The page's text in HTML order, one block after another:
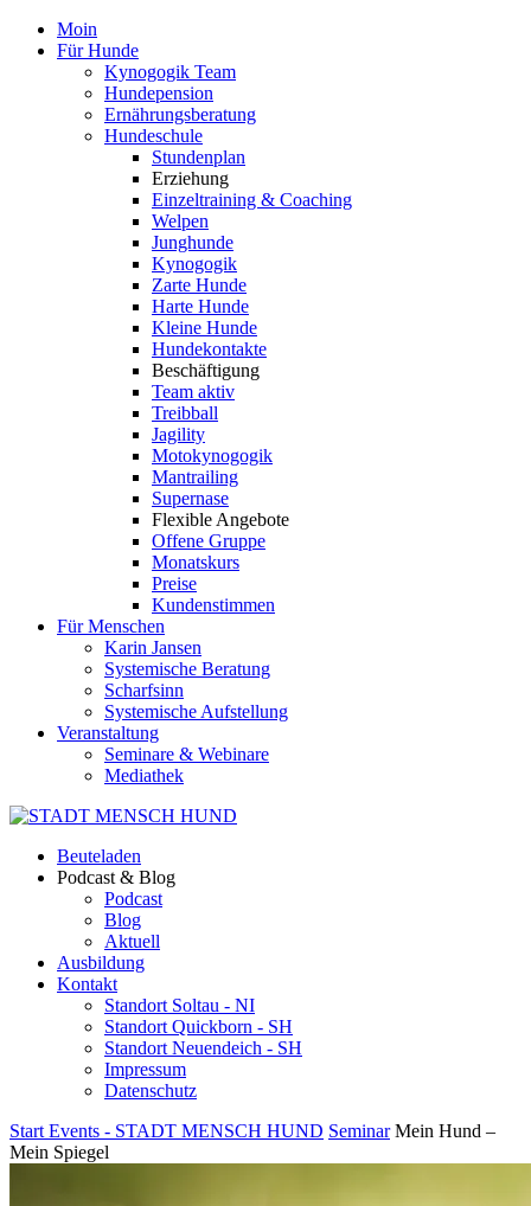
Moin
Für Hunde
Kynogogik Team
Hundepension
Ernährungsberatung
Hundeschule
Stundenplan
Erziehung
Einzeltraining & Coaching
Welpen
Junghunde
Kynogogik
Zarte Hunde
Harte Hunde
Kleine Hunde
Hundekontakte
Beschäftigung
Team aktiv
Treibball
Jagility
Motokynogogik
Mantrailing
Supernase
Flexible Angebote
Offene Gruppe
Monatskurs
Preise
Kundenstimmen
Für Menschen
Karin Jansen
Systemische Beratung
Scharfsinn
Systemische Aufstellung
Veranstaltung
Seminare & Webinare
Mediathek
Beuteladen
Podcast & Blog
Podcast
Blog
Aktuell
Ausbildung
Kontakt
Standort Soltau - NI
Standort Quickborn - SH
Standort Neuendeich - SH
Impressum
Datenschutz
Start Events - STADT MENSCH HUND Seminar Mein Hund –
Mein Spiegel